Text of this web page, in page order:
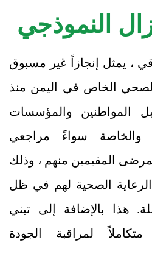
النموذجي
، يمثل إنجازاً غير مسبوق
الخاص في اليمن منذ
المواطنين والمؤسسات
والخاصة سواءً مراجعي
المقيمين منهم ، وذلك
الصحية لهم في ظل
هذا بالإضافة إلى تبني
لمراقبة الجودة